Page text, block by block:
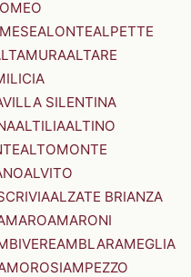
ALONTEALPETTE
ALTARE
SILENTINA
ALTILIAALTINO
ALTOMONTE
ALVITO
ALZATE BRIANZA
AMARONI
AMBLARAMEGLIA
AMPEZZO